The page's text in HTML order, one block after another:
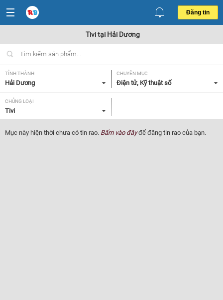
Đăng tin
Tivi tại Hải Dương
TỈNH THÀNH
Hải Dương
CHUYÊN MỤC
Điện tử, Kỹ thuật số
CHỦNG LOẠI
Tivi
Mục này hiện thời chưa có tin rao. Bấm vào đâyđể đăng tin rao của bạn.